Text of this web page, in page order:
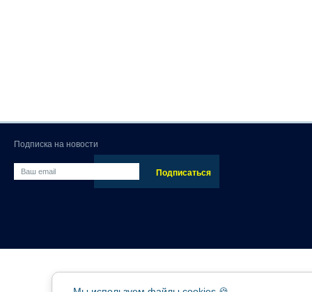
Подписка на новости